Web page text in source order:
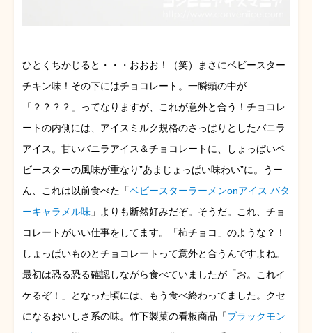
ひとくちかじると・・・おおお！（笑）まさにベビースター
チキン味！その下にはチョコレート。一瞬頭の中が
「？？？？」ってなりますが、これが意外と合う！チョコレ
ートの内側には、アイスミルク規格のさっぱりとしたバニラ
アイス。甘いバニラアイス＆チョコレートに、しょっぱいベ
ビースターの風味が重なり”あまじょっぱい味わい”に。うー
ん、これは以前食べた「ベビースターラーメンonアイス バタ
ーキャラメル味 」よりも断然好みだぞ。そうだ。これ、チョ
コレートがいい仕事をしてます。「柿チョコ」のような？！
しょっぱいものとチョコレートって意外と合うんですよね。
最初は恐る恐る確認しながら食べていましたが「お。これイ
ケるぞ！」となった頃には、もう食べ終わってました。クセ
になるおいしさ系の味。竹下製菓の看板商品「ブラックモン